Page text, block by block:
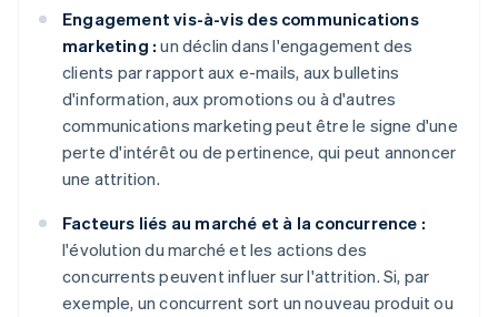
Engagement vis-à-vis des communications
marketing : un déclin dans l'engagement des
clients par rapport aux e-mails, aux bulletins
d'information, aux promotions ou à d'autres
communications marketing peut être le signe d'une
perte d'intérêt ou de pertinence, qui peut annoncer
une attrition.
Facteurs liés au marché et à la concurrence :
l'évolution du marché et les actions des
concurrents peuvent influer sur l'attrition. Si, par
exemple, un concurrent sort un nouveau produit ou